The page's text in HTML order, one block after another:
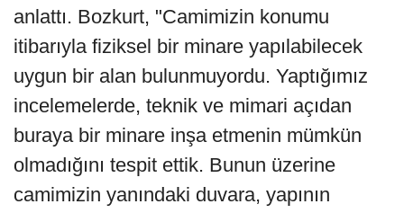
anlattı. Bozkurt, "Camimizin konumu
itibarıyla fiziksel bir minare yapılabilecek
uygun bir alan bulunmuyordu. Yaptığımız
incelemelerde, teknik ve mimari açıdan
buraya bir minare inşa etmenin mümkün
olmadığını tespit ettik. Bunun üzerine
camimizin yanındaki duvara, yapının